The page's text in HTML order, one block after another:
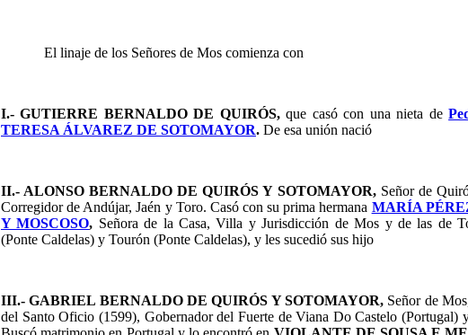
El linaje de los Señores de Mos comienza con
I.- GUTIERRE BERNALDO DE QUIRÓS,que casó con una nieta de
TERESA ÁLVAREZ DE SOTOMAYOR. De esa unión nació
II.- ALONSO BERNALDO DE QUIRÓS Y SOTOMAYOR, Señor de
Corregidor de Andújar, Jaén y Toro. Casó con su prima hermana MARÍA
Y MOSCOSO, Señora de la Casa, Villa y Jurisdicción de Mos y de las de
(Ponte Caldelas) y Tourón (Ponte Caldelas), y les sucedió sus hijo
III.- GABRIEL BERNALDO DE QUIRÓS Y SOTOMAYOR, Señor de
del Santo Oficio (1599), Gobernador del Fuerte de Viana Do Castelo (Portugal)